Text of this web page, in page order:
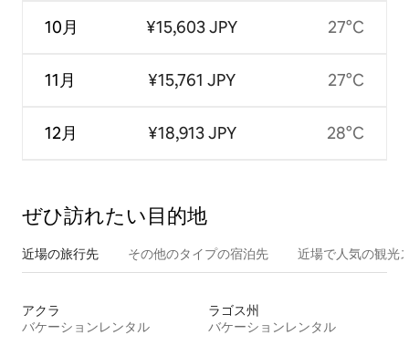
10月
11月
12月
¥15,603 JPY
¥15,761 JPY
¥18,913 JPY
27°C
27°C
28°C
ぜひ訪⁠れ⁠た⁠い目⁠的⁠地
近場の旅行先 その他のタ⁠イ⁠プ⁠の宿⁠泊⁠先 近場で人気の観光
アクラ
バケーションレンタル
ラゴス州
バケーションレンタル